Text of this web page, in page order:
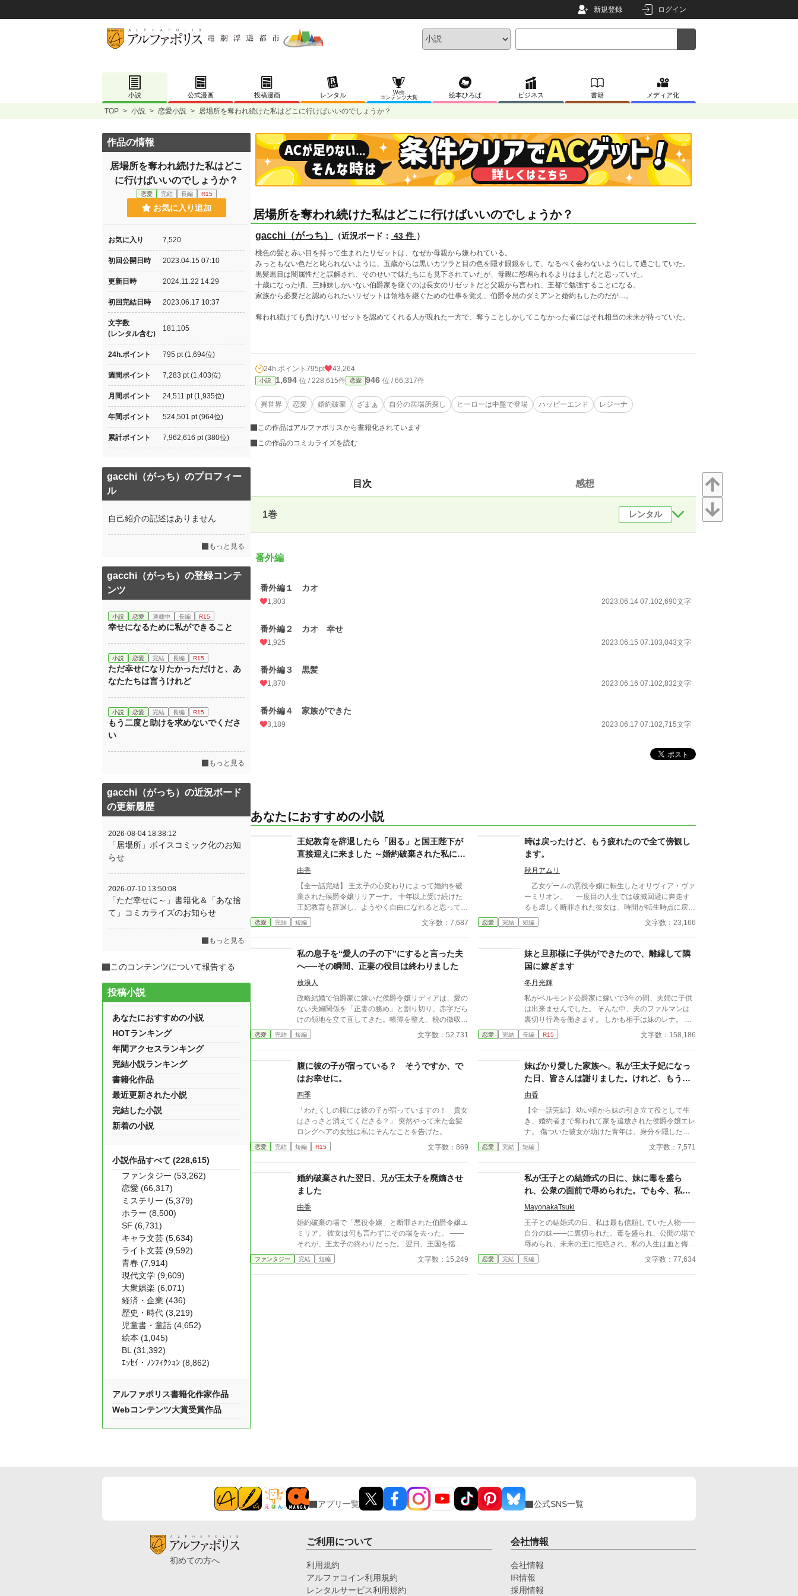
新規登録 ログイン
小説 公式漫画 投稿漫画 レンタル
Web
コンテンツ大賞
絵本ひろば ビジネス 書籍 メディア化
TOP > 小説 > 恋愛小説 > 居場所を奪われ続けた私はどこに行けばいいのでしょうか？
居場所を奪われ続けた私はどこに行けばいいのでしょうか？
gacchi（がっち） （近況ボード： 43 件 ）
桃色の髪と赤い目を持って生まれたリゼットは、なぜか母親から嫌われている。
みっともない色だと叱られないように、五歳からは黒いカツラと目の色を隠す眼鏡をして、なるべく会わないようにして過ごしていた。
黒髪黒目は闇属性だと誤解され、そのせいで妹たちにも見下されていたが、母親に怒鳴られるよりはましだと思っていた。
十歳になった頃、三姉妹しかいない伯爵家を継ぐのは長女のリゼットだと父親から言われ、王都で勉強することになる。
家族から必要だと認められたいリゼットは領地を継ぐための仕事を覚え、伯爵令息のダミアンと婚約もしたのだが…。
奪われ続けても負けないリゼットを認めてくれる人が現れた一方で、奪うことしかしてこなかった者にはそれ相当の未来が待っていた。
24h.ポイント 795pt 43,264
小説 1,694 位 / 228,615件 恋愛 946 位 / 66,317件
異世界 恋愛 婚約破棄 ざまぁ 自分の居場所探し ヒーローは中盤で登場 ハッピーエンド レジーナ
この作品はアルファポリスから書籍化されています
この作品のコミカライズを読む
目次 感想
1巻 レンタル
番外編
番外編１ カオ
1,803 2023.06.14 07:102,690文字
番外編２ カオ 幸せ
1,925 2023.06.15 07:103,043文字
番外編３ 黒髪
1,870 2023.06.16 07:102,832文字
番外編４ 家族ができた
3,189 2023.06.17 07:102,715文字
あなたにおすすめの小説
王妃教育を辞退したら「困る」と国王陛下が
直接迎えに来ました ～婚約破棄された私に、
王太子ではなく国王陛下が求婚してきます〜
由香
【全一話完結】 王太子の心変わりによって婚約を破
棄された侯爵令嬢リリアーナ。 十年以上受け続けた
王妃教育も辞退し、ようやく自由になれると思ってい
た。 ところが数日後、侯爵家を訪れたのは国王陛下
本人。 「王妃教育を辞退されると困る。私の妃にな
失い、選ばれたのは誠実に生きてきた彼女だった。
これは、年上国王に溺愛されながら、世界一幸せな王
妃になるまでの逆転ラブストーリー。
恋愛 完結 短編 文字数：7,687
時は戻ったけど、もう疲れたので全て傍観し
ます。
秋月アムリ
乙女ゲームの悪役令嬢に転生したオリヴィア・ヴァ
ーミリオン。 一度目の人生では破滅回避に奔走す
るも虚しく断罪された彼女は、時間が転生時点に戻っ
た二度目の人生で、全てを諦めていた。 もう疲れ
た。どうせ無駄なら、せめて断罪の日まで穏やかに眠
観を決め込むオリヴィア。 だが、一周目では冷淡
だったはずの婚約者・セドリック王子が、なぜか彼女
に献身的な優しさを見せ、「今度こそ、私が君を守
る」と誓うのだ。 運命に抗う気力さえ失った令嬢
が、思いがけない波乱に巻き込まれていく。全てを諦
めたはずの人生で、彼女を待ち受ける未来とは──
恋愛 完結 短編 文字数：23,166
私の息子を“愛人の子の下”にすると言った夫
へ──その瞬間、正妻の役目は終わりました
放浪人
政略結婚で伯爵家に嫁いだ侯爵令嬢リディアは、愛の
ない夫婦関係を「正妻の務め」と割り切り、赤字だら
けの領地を立て直してきた。帳簿を整え、税の徴収を
正し、交易路を広げ、収穫が不安定な年には備蓄を回
す――伯爵家の体裁を保ってきたのは、いつも彼女の
連れ帰ったのは“幼馴染”の女とその息子。 「彼女は可
哀想なんだ」 「この子を跡取りにする」 そして人前
で、平然と言い放つ。 ――「君の息子は、愛人の子
の“下”で学べばいい」 その瞬間、リディアの中で何か
が静かに終わった。怒鳴らない。泣かない。微笑みす
ら崩さない。 「承知しました。では――正妻の役目
は終わりましたね」
恋愛 完結 短編 文字数：52,731
妹と旦那様に子供ができたので、離縁して隣
国に嫁ぎます
冬月光輝
私がベルモンド公爵家に嫁いで3年の間、夫婦に子供
は出来ませんでした。 そんな中、夫のファルマンは
裏切り行為を働きます。 しかも相手は妹のレナ。 最
初は夫を叱っていた義両親でしたが、レナに子供が出
来たと知ると私を責めだしました。 夫も婚約中から
婚約破棄していればと謝罪すらしません。 最後に
は、二人と子供の幸せを害する権利はないと言われて
離縁させられてしまいます。 それからまもなくし
て、隣国の王子であるレオン殿下が我が家に現れまし
た。 「約束どおり、私の妻になってもらうぞ」 確か
にそんな約束をした覚えがあるような気がしますが、
殿下はまだ5歳だったような……。 言われるがまま
に、隣国へ向かった私。 その頃になって、子供が出
来ない理由は元旦那にあることが発覚して――。 ベ
第16話〜です
恋愛 完結 長編 R15 文字数：158,186
腹に彼の子が宿っている？ そうですか、で
はお幸せに。
四季
「わたくしの腹には彼の子が宿っていますの！ 貴女
はさっさと消えてくださる？」 突然やって来た金髪
ロングヘアの女性は私にそんなことを告げた。
恋愛 完結 短編 R15 文字数：869
妹ばかり愛した家族へ。私が王太子妃になっ
た日、皆さんは謝りました。けれど、もう遅
いのです
由香
【全一話完結】 幼い頃から妹の引き立て役として生
き、婚約者まで奪われて家を追放された侯爵令嬢エレ
ナ。 傷ついた彼女が助けた青年は、身分を隠した王
太子だった。 一年後、王太子妃となったエレナの前
に現れたのは、今さら「家族だから」と擦り寄ってく
い。
恋愛 完結 短編 文字数：7,571
婚約破棄された翌日、兄が王太子を廃嫡させ
ました
由香
婚約破棄の場で「悪役令嬢」と断罪された伯爵令嬢エ
ミリア。 彼女は何も言わずにその場を去った。 ――
それが、王太子の終わりだった。 翌日、王国を揺る
がす不正が次々と暴かれる。 裏で糸を引いていたの
は、エミリアの兄。 王国最強の権力者であり、妹至
ファンタジー 完結 短編 文字数：15,249
私が王子との結婚式の日に、妹に毒を盛ら
れ、公衆の面前で辱められた。でも今、私は
時を戻し、運命を変えに来た。
MayonakaTsuki
王子との結婚式の日、私は最も信頼していた人物――
自分の妹――に裏切られた。毒を盛られ、公開の場で
辱められ、未来の王に拒絶され、私の人生は血と侮辱
の中でそこで終わったかのように思えた。しかし、死
が私を迎えたとき、不可能なことが起きた――私は同
恋愛 完結 長編 文字数：77,634
作品の情報
居場所を奪われ続けた私はどこ
に行けばいいのでしょうか？
恋愛 完結 長編 R15
お気に入り追加
お気に入り 7,520
初回公開日時 2023.04.15 07:10
更新日時 2024.11.22 14:29
初回完結日時 2023.06.17 10:37
文字数
(レンタル含む)
181,105
24h.ポイント 795 pt (1,694位)
週間ポイント 7,283 pt (1,403位)
月間ポイント 24,511 pt (1,935位)
年間ポイント 524,501 pt (964位)
累計ポイント 7,962,616 pt (380位)
gacchi（がっち）のプロフィー
ル
自己紹介の記述はありません
もっと見る
gacchi（がっち）の登録コンテ
ンツ
小説 恋愛 連載中 長編 R15
幸せになるために私ができること
小説 恋愛 完結 長編 R15
ただ幸せになりたかっただけと、あ
なたたちは言うけれど
小説 恋愛 完結 長編 R15
もう二度と助けを求めないでくださ
い
もっと見る
gacchi（がっち）の近況ボード
の更新履歴
2026-08-04 18:38:12
「居場所」ボイスコミック化のお知
らせ
2026-07-10 13:50:08
「ただ幸せに～」書籍化＆「あな捨
て」コミカライズのお知らせ
もっと見る
このコンテンツについて報告する
投稿小説
あなたにおすすめの小説
HOTランキング
年間アクセスランキング
完結小説ランキング
書籍化作品
最近更新された小説
完結した小説
新着の小説
小説作品すべて (228,615)
ファンタジー (53,262)
恋愛 (66,317)
ミステリー (5,379)
ホラー (8,500)
SF (6,731)
キャラ文芸 (5,634)
ライト文芸 (9,592)
青春 (7,914)
現代文学 (9,609)
大衆娯楽 (6,071)
経済・企業 (436)
歴史・時代 (3,219)
児童書・童話 (4,652)
絵本 (1,045)
BL (31,392)
ｴｯｾｲ・ﾉﾝﾌｨｸｼｮﾝ (8,862)
アルファポリス書籍化作家作品
Webコンテンツ大賞受賞作品
アプリ一覧 公式SNS一覧
初めての方へ
ご利用について
利用規約
アルファコイン利用規約
レンタルサービス利用規約
会社情報
会社情報
IR情報
採用情報